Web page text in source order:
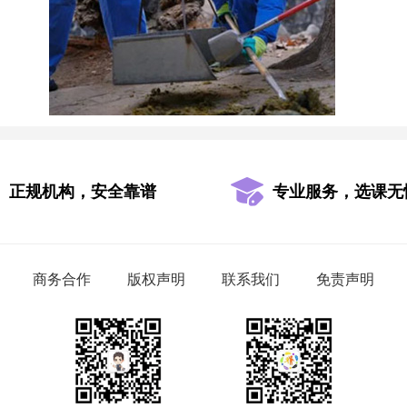
正规机构，安全靠谱 专业服务，选课无
商务合作 版权声明 联系我们 免责声明